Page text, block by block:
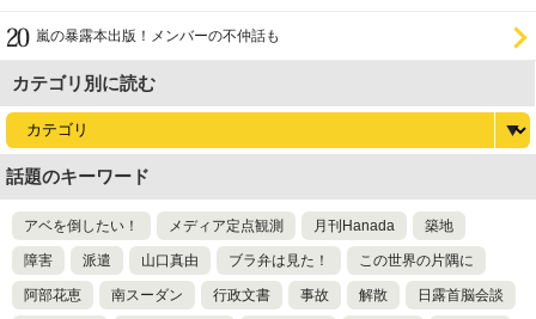
嵐の暴露本出版！メンバーの不仲話も
カテゴリ別に読む
話題のキーワード
アベを倒したい！ メディア定点観測 月刊Hanada 築地
障害 派遣 山口真由 ブラ弁は見た！ この世界の片隅に
阿部花恵 南スーダン 行政文書 事故 解散 日露首脳会談